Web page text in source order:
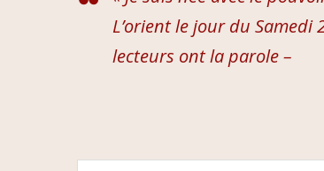
L’orient le jour du Samedi
lecteurs ont la parole –